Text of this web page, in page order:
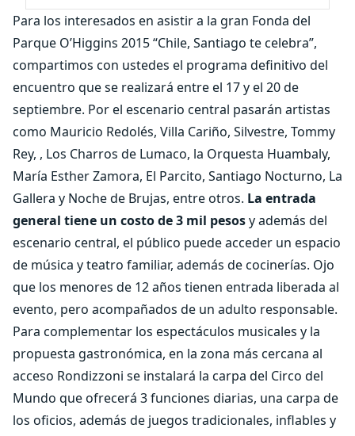
Para los interesados en asistir a la gran Fonda del
Parque O’Higgins 2015 “Chile, Santiago te celebra”,
compartimos con ustedes el programa definitivo del
encuentro que se realizará entre el 17 y el 20 de
septiembre. Por el escenario central pasarán artistas
como Mauricio Redolés, Villa Cariño, Silvestre, Tommy
Rey, , Los Charros de Lumaco, la Orquesta Huambaly,
María Esther Zamora, El Parcito, Santiago Nocturno, La
Gallera y Noche de Brujas, entre otros. La entrada
general tiene un costo de 3 mil pesosy además del
escenario central, el público puede acceder un espacio
de música y teatro familiar, además de cocinerías. Ojo
que los menores de 12 años tienen entrada liberada al
evento, pero acompañados de un adulto responsable.
Para complementar los espectáculos musicales y la
propuesta gastronómica, en la zona más cercana al
acceso Rondizzoni se instalará la carpa del Circo del
Mundo que ofrecerá 3 funciones diarias, una carpa de
los oficios, además de juegos tradicionales, inflables y